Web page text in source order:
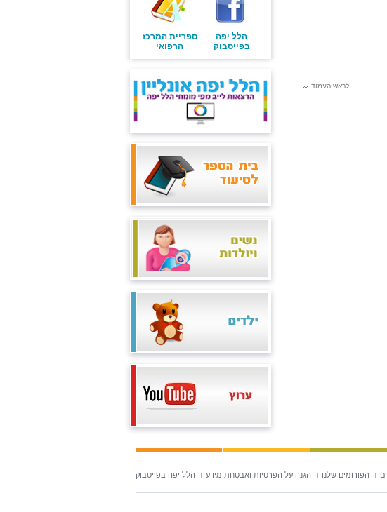
לראש העמוד
הלל יפה
בפייסבוק
ספריית המרכז
הרפואי
הפורומים שלנו הגנה על הפרטיות ואבטחת מידע הלל יפה בפייסבוק